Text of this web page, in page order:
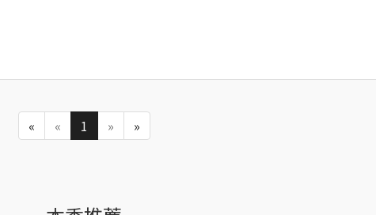
« « 1 » »